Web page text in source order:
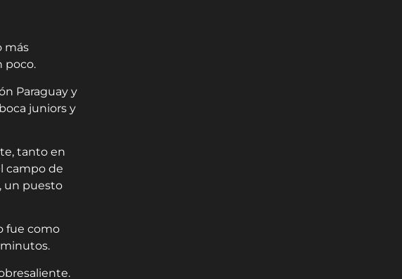
más
poco.
Paraguay y
juniors y
tanto en
campo de
un puesto
fue como